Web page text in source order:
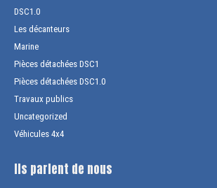
DSC1.0
Les décanteurs
Marine
Pièces détachées DSC1
Pièces détachées DSC1.0
Travaux publics
Uncategorized
Véhicules 4x4
Ils parlent de nous